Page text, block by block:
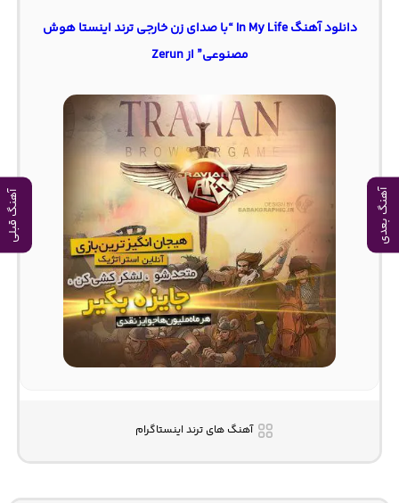
آهنگ بعدی آهنگ قبلی
دانلود آهنگ In My Life “با صدای زن خارجی ترند اینستا هوش
مصنوعی” از Zerun
آهنگ های ترند اینستاگرام